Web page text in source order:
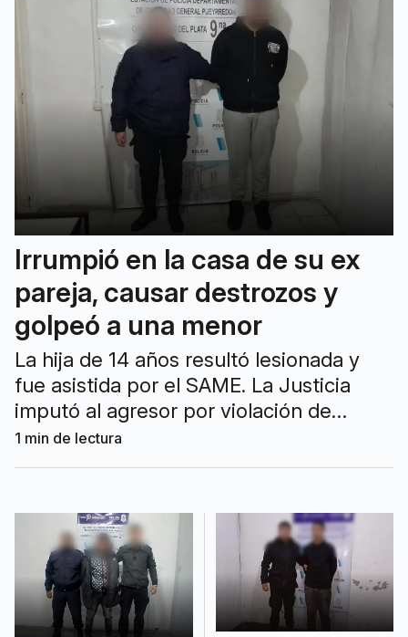
Irrumpió en la casa de su ex
pareja, causar destrozos y
golpeó a una menor
La hija de 14 años resultó lesionada y
fue asistida por el SAME. La Justicia
imputó al agresor por violación de
domicilio, daños y amenazas.
1 min de lectura